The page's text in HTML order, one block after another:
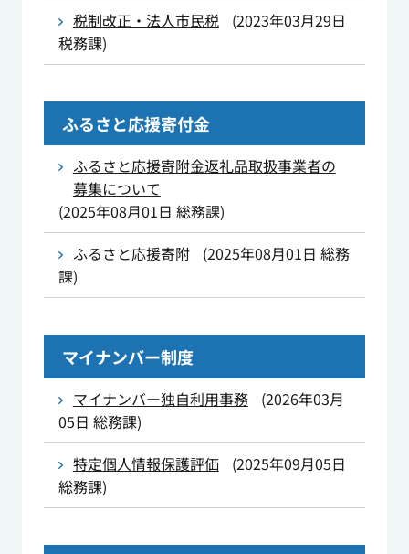
税制改正・法人市民税
(2023年03月29日
税務課)
ふるさと応援寄付金
ふるさと応援寄附金返礼品取扱事業者の
募集について
(2025年08月01日 総務課)
ふるさと応援寄附
(2025年08月01日 総務
課)
マイナンバー制度
マイナンバー独自利用事務 (2026年03月
05日 総務課)
特定個人情報保護評価
(2025年09月05日
総務課)